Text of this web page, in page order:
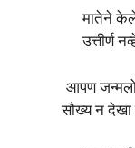
मातेने
उत्तीर्ण
आपण जन्मलो
सौख्य न देखा